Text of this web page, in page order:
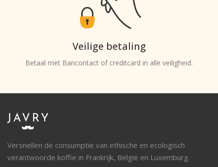
Veilige betaling
Betaal met Bancontact of creditcard in alle veiligheid.
Versnellen de consumptie van ethische en ecologisch
verantwoorde koffie in Frankrijk, België en Luxemburg.